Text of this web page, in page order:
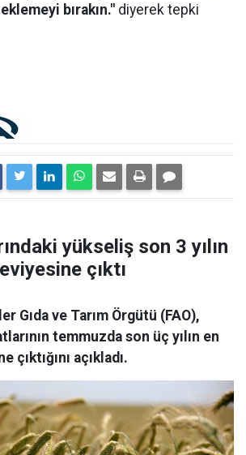
bırakın." diyerek tepki
yükseliş son 3 yılın
çıktı
Gıda ve Tarım Örgütü (FAO),
temmuzda son üç yılın en
çıktığını açıkladı.